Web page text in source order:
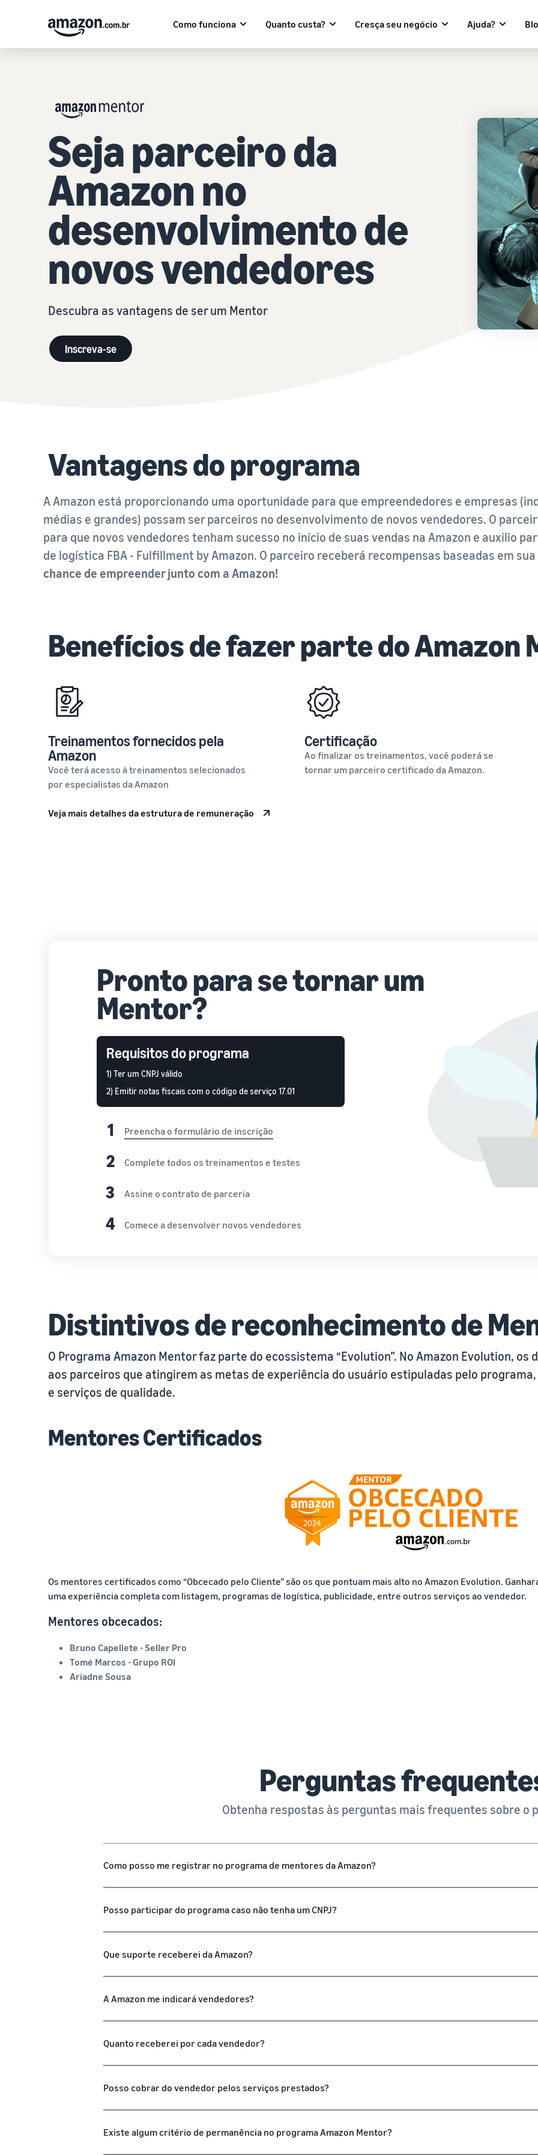
Como funciona Quanto custa? Cresça seu negócio Ajuda?
Seja parceiro da
Amazon no
desenvolvimento de
novos vendedores
Descubra as vantagens de ser um Mentor
Inscreva-se
Vantagens do programa
A Amazon está proporcionando uma oportunidade para que empreendedores e empresas
médias e grandes) possam ser parceiros no desenvolvimento de novos vendedores. O
para que novos vendedores tenham sucesso no início de suas vendas na Amazon e auxilio
de logística FBA - Fulfillment by Amazon. O parceiro receberá recompensas baseadas em
chance de empreender junto com a Amazon!
Benefícios de fazer parte do Amazon
Treinamentos fornecidos pela
Amazon
Você terá acesso à treinamentos selecionados
por especialistas da Amazon
Certificação
Ao finalizar os treinamentos, você poderá se
tornar um parceiro certificado da Amazon.
Veja mais detalhes da estrutura de remuneração
Pronto para se tornar um
Mentor?
Requisitos do programa
1) Ter um CNPJ válido
2) Emitir notas fiscais com o código de serviço 17.01
1 Preencha o formulário de inscrição
2 Complete todos os treinamentos e testes
3 Assine o contrato de parceria
4 Comece a desenvolver novos vendedores
Distintivos de reconhecimento de
O Programa Amazon Mentor faz parte do ecossistema “Evolution”. No Amazon Evolution,
aos parceiros que atingirem as metas de experiência do usuário estipuladas pelo
e serviços de qualidade.
Mentores Certificados
Os mentores certificados como “Obcecado pelo Cliente” são os que pontuam mais alto no Amazon Evolution.
uma experiência completa com listagem, programas de logística, publicidade, entre outros serviços ao vendedor.
Mentores obcecados:
Bruno Capellete - Seller Pro
Tomé Marcos - Grupo ROI
Ariadne Sousa
Perguntas
Obtenha respostas às perguntas mais frequentes sobre o
Como posso me registrar no programa de mentores da Amazon?
Posso participar do programa caso não tenha um CNPJ?
Que suporte receberei da Amazon?
A Amazon me indicará vendedores?
Quanto receberei por cada vendedor?
Posso cobrar do vendedor pelos serviços prestados?
Existe algum critério de permanência no programa Amazon Mentor?